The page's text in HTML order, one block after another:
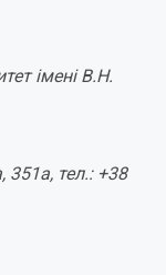
імені В.Н.
351а, тел.: +38